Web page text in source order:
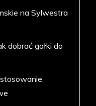
na Sylwestra
dobrać gałki do